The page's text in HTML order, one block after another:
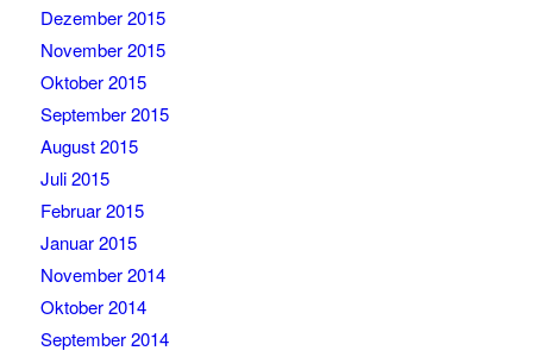
Dezember 2015
November 2015
Oktober 2015
September 2015
August 2015
Juli 2015
Februar 2015
Januar 2015
November 2014
Oktober 2014
September 2014